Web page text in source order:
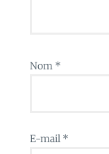
Nom *
E-mail *